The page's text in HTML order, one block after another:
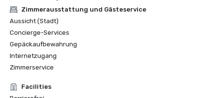
Zimmerausstattung und Gästeservice
Aussicht (Stadt)
Concierge-Services
Gepäckaufbewahrung
Internetzugang
Zimmerservice
Facilities